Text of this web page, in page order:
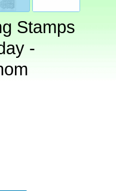
Stamps
-